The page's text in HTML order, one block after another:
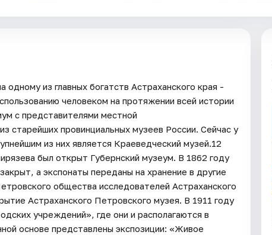
из главных богатств Астраханского края -
человеком на протяжении всей истории
с представителями местной
старейших провинциальных музеев России. Сейчас у
из них является Краеведческий музей.12
был открыт Губернский музеум. В 1862 году
а экспонаты переданы на хранение в другие
общества исследователей Астраханского
Астраханского Петровского музея. В 1911 году
учреждений», где они и располагаются в
основе представлены экспозиции: «Живое